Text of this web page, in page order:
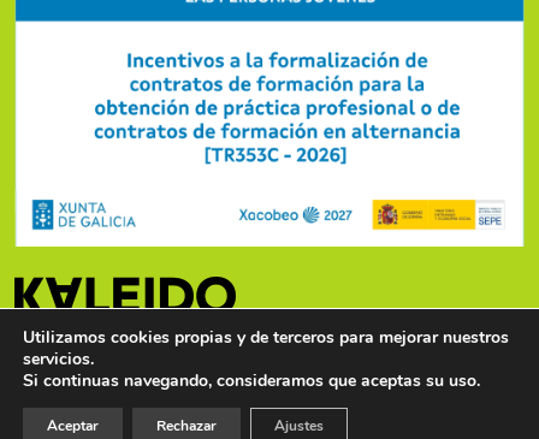
© Kaleido 2026. Todos los derechos reservados
Utilizamos cookies propias y de terceros para mejorar nuestros
servicios.
Si continuas navegando, consideramos que aceptas su uso.
Aceptar Rechazar Ajustes